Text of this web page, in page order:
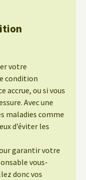
votre
condition
accrue, ou si vous
Avec une
maladies comme
d’éviter les
garantir votre
vous-
donc vos